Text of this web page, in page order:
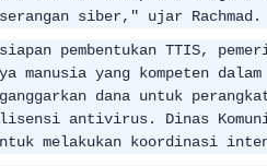
serangan siber," ujar Rachmad.
pembentukan TTIS,
manusia yang kompeten
dana untuk
lisensi antivirus. Dinas
melakukan koordinasi